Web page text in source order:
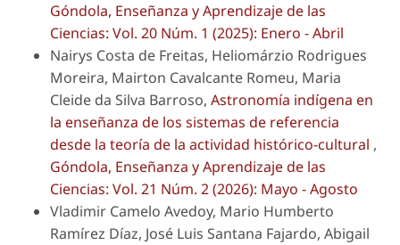
Góndola, Enseñanza y Aprendizaje de las
Ciencias: Vol. 20 Núm. 1 (2025): Enero - Abril
Nairys Costa de Freitas, Heliomárzio Rodrigues
Moreira, Mairton Cavalcante Romeu, Maria
Cleide da Silva Barroso, Astronomía indígena en
la enseñanza de los sistemas de referencia
desde la teoría de la actividad histórico-cultural ,
Góndola, Enseñanza y Aprendizaje de las
Ciencias: Vol. 21 Núm. 2 (2026): Mayo - Agosto
Vladimir Camelo Avedoy, Mario Humberto
Ramírez Díaz, José Luis Santana Fajardo, Abigail